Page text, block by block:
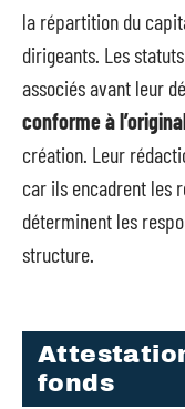
la répartition du
dirigeants. Les
associés avant leur
conforme à
création. Leur
car ils encadrent les
déterminent les
structure.
fonds